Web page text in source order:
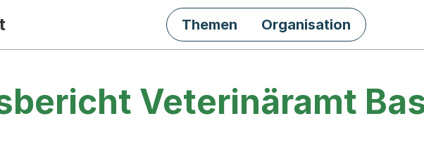
Themen Organisation
Veterinäramt